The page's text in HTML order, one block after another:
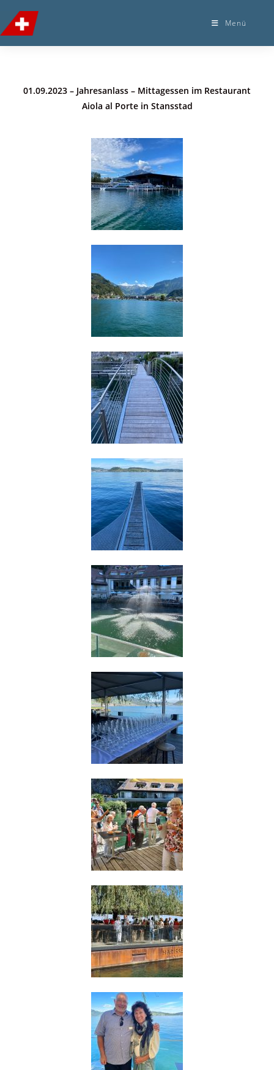
Menü
01.09.2023 – Jahresanlass – Mittagessen im Restaurant
Aiola al Porte in Stansstad